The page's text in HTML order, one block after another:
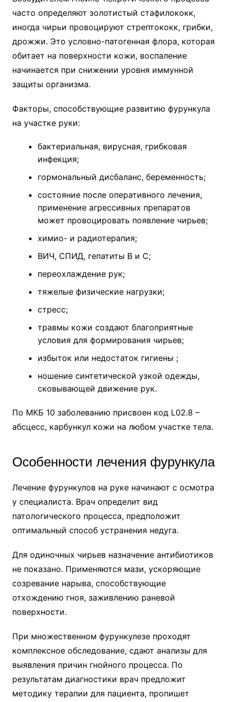
часто определяют золотистый стафилококк,
иногда чирьи провоцируют стрептококк, грибки,
дрожжи. Это условно-патогенная флора, которая
обитает на поверхности кожи, воспаление
начинается при снижении уровня иммунной
защиты организма.
Факторы, способствующие развитию фурункула
на участке руки:
бактериальная, вирусная, грибковая
инфекция;
гормональный дисбаланс, беременность;
состояние после оперативного лечения,
применение агрессивных препаратов
может провоцировать появление чирьев;
химио- и радиотерапия;
ВИЧ, СПИД, гепатиты В и С;
переохлаждение рук;
тяжелые физические нагрузки;
стресс;
травмы кожи создают благоприятные
условия для формирования чирьев;
избыток или недостаток гигиены ;
ношение синтетической узкой одежды,
сковывающей движение рук.
По МКБ 10 заболеванию присвоен код L02.8 –
абсцесс, карбункул кожи на любом участке тела.
Особенности лечения фурункула
Лечение фурункулов на руке начинают с осмотра
у специалиста. Врач определит вид
патологического процесса, предположит
оптимальный способ устранения недуга.
Для одиночных чирьев назначение антибиотиков
не показано. Применяются мази, ускоряющие
созревание нарыва, способствующие
отхождению гноя, заживлению раневой
поверхности.
При множественном фурункулезе проходят
комплексное обследование, сдают анализы для
выявления причин гнойного процесса. По
результатам диагностики врач предложит
методику терапии для пациента, пропишет